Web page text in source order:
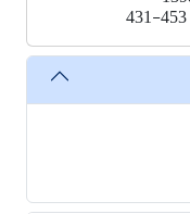
431-453